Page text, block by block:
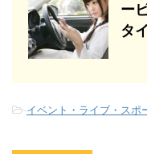
ー
タ
-イベント・ライブ・スポ